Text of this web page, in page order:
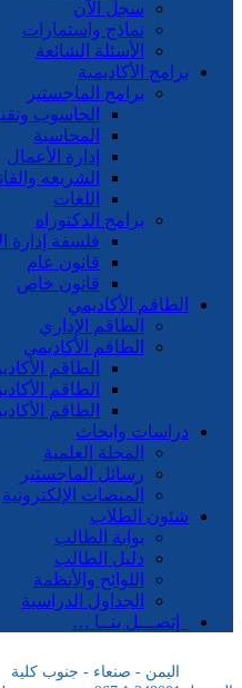
سجل الآن
نماذج واستمارات
الأسئلة الشائعة
برامج الأكاديمية
برامج الماجستير
الحاسوب
المحاسبة
إدارة الأعمال
الشريعه
اللغات
برامج الدكتوراه
فلسفة إدارة
قانون عام
قانون خاص
الطاقم الأكاديمي
الطاقم الإداري
الطاقم الأكاديمي
الطاقم
الطاقم
الطاقم
دراسات وابحاث
المجلة العلمية
رسائل الماجستير
المنصات الإلكترونية
شئون الطلاب
بوابة الطالب
دليل الطالب
اللوائح والأنظمة
الجداول الدراسية
إتصـــل بنــا …
اليمن - صنعاء - جنوب كلية